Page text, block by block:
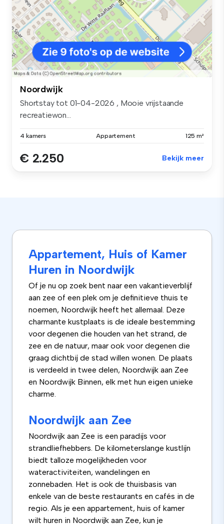
Noordwijk
Shortstay tot 01-04-2026 , Mooie vrijstaande
recreatiewon...
4 kamers Appartement 125 m²
€ 2.250 Bekijk meer
Appartement, Huis of Kamer
Huren in Noordwijk
Of je nu op zoek bent naar een vakantieverblijf
aan zee of een plek om je definitieve thuis te
noemen, Noordwijk heeft het allemaal. Deze
charmante kustplaats is de ideale bestemming
voor degenen die houden van het strand, de
zee en de natuur, maar ook voor degenen die
graag dichtbij de stad willen wonen. De plaats
is verdeeld in twee delen, Noordwijk aan Zee
en Noordwijk Binnen, elk met hun eigen unieke
charme.
Noordwijk aan Zee
Noordwijk aan Zee is een paradijs voor
strandliefhebbers. De kilometerslange kustlijn
biedt talloze mogelijkheden voor
wateractiviteiten, wandelingen en
zonnebaden. Het is ook de thuisbasis van
enkele van de beste restaurants en cafés in de
regio. Als je een appartement, huis of kamer
wilt huren in Noordwijk aan Zee, kun je